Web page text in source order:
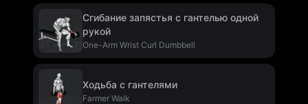
Сгибание запястья с гантелью одной
рукой
One-Arm Wrist Curl Dumbbell
Ходьба с гантелями
Farmer Walk